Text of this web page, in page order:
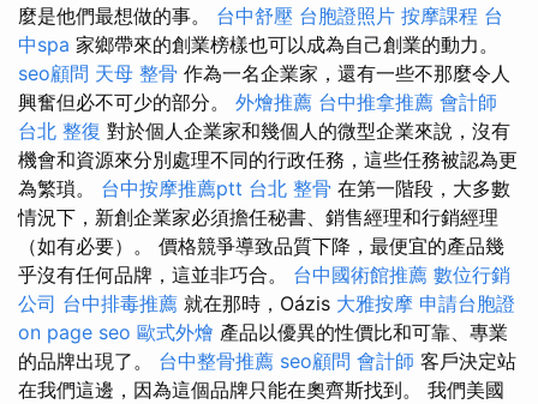
麼是他們最想做的事。 台中舒壓 台胞證照片 按摩課程 台
中spa 家鄉帶來的創業榜樣也可以成為自己創業的動力。
seo顧問 天母 整骨 作為一名企業家，還有一些不那麼令人
興奮但必不可少的部分。 外燴推薦 台中推拿推薦 會計師
台北 整復 對於個人企業家和幾個人的微型企業來說，沒有
機會和資源來分別處理不同的行政任務，這些任務被認為更
為繁瑣。 台中按摩推薦ptt 台北 整骨 在第一階段，大多數
情況下，新創企業家必須擔任秘書、銷售經理和行銷經理
（如有必要）。 價格競爭導致品質下降，最便宜的產品幾
乎沒有任何品牌，這並非巧合。 台中國術館推薦 數位行銷
公司 台中排毒推薦 就在那時，Oázis 大雅按摩 申請台胞證
on page seo 歐式外燴 產品以優異的性價比和可靠、專業
的品牌出現了。 台中整骨推薦 seo顧問 會計師 客戶決定站
在我們這邊，因為這個品牌只能在奧齊斯找到。 我們美國